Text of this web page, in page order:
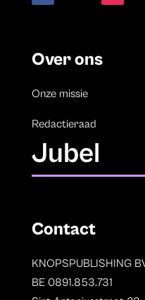
Over ons
Onze missie
Redactieraad
Jubel
Contact
KNOPSPUBLISHING
BE 0891.853.731